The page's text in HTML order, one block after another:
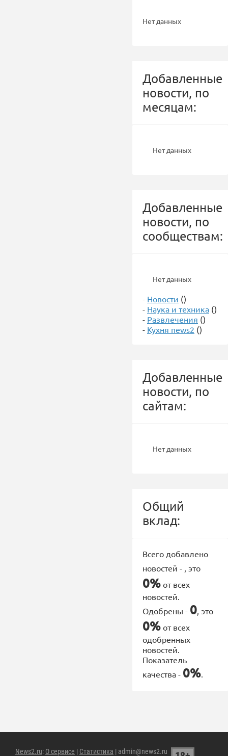
Нет данных
Добавленные
новости, по
месяцам:
Нет данных
Добавленные
новости, по
сообществам:
Нет данных
- Новости ()
- Наука и техника ()
- Развлечения ()
- Кухня news2 ()
Добавленные
новости, по
сайтам:
Нет данных
Общий
вклад:
Всего добавлено
новостей - , это
0% от всех
новостей.
Одобрены - 0, это
0% от всех
одобренных
новостей.
Показатель
качества - 0%.
News2.ru: О сервисе | Статистика | admin@news2.ru